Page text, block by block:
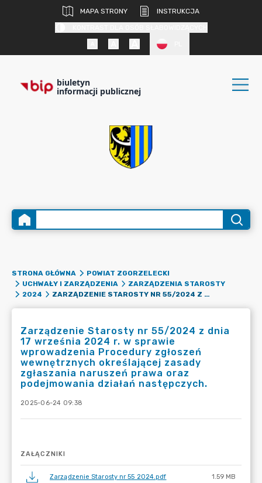
MAPA STRONY
INSTRUKCJA
biuletyn
informacji publicznej
STRONA GŁÓWNA
POWIAT ZGORZELECKI
UCHWAŁY I ZARZĄDZENIA
ZARZĄDZENIA STAROSTY
2024
ZARZĄDZENIE STAROSTY NR 55/2024 Z DNIA 17 WRZEŚNIA 2024 R. W SPRAWIE WPROWADZENIA PROCEDURY ZGŁOSZEŃ WEWNĘTRZNYCH OKREŚLAJĄCEJ ZASADY ZGŁASZANIA NARUSZEŃ PRAWA ORAZ PODEJMOWANIA DZIAŁAŃ NASTĘPCZYCH.
Zarządzenie Starosty nr 55/2024 z dnia
17 września 2024 r. w sprawie
wprowadzenia Procedury zgłoszeń
wewnętrznych określającej zasady
zgłaszania naruszeń prawa oraz
podejmowania działań następczych.
2025-06-24 09:38
ZAŁĄCZNIKI
Zarządzenie Starosty nr 55 2024.pdf 1.59 MB